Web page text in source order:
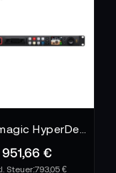
951,66 €
793,05 €